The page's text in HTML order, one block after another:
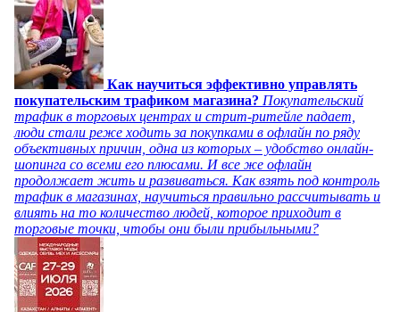
Как научиться эффективно управлять
покупательским трафиком магазина? Покупательский
трафик в торговых центрах и стрит-ритейле падает,
люди стали реже ходить за покупками в офлайн по ряду
объективных причин, одна из которых – удобство онлайн-
шопинга со всеми его плюсами. И все же офлайн
продолжает жить и развиваться. Как взять под контроль
трафик в магазинах, научиться правильно рассчитывать и
влиять на то количество людей, которое приходит в
торговые точки, чтобы они были прибыльными?